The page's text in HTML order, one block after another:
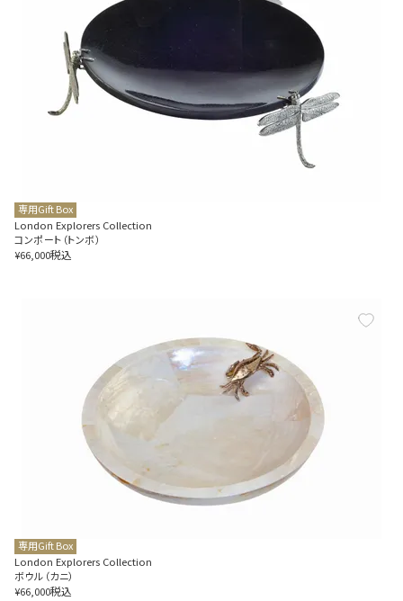
専用Gift Box
London Explorers Collection
コンポート（トンボ）
¥66,000税込
専用Gift Box
London Explorers Collection
ボウル（カニ）
¥66,000税込